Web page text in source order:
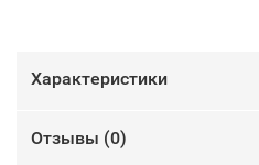
Характеристики
Отзывы (0)